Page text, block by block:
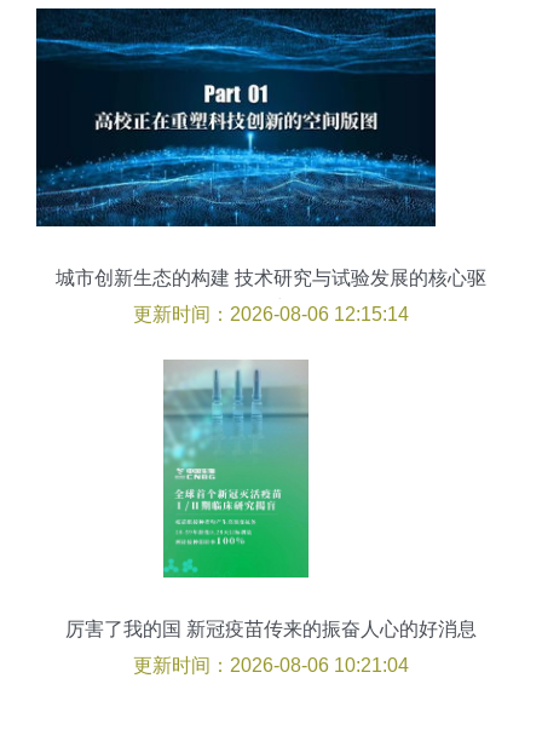
城市创新生态的构建 技术研究与试验发展的核心驱
动力
更新时间：2026-08-06 12:15:14
厉害了我的国 新冠疫苗传来的振奋人心的好消息
更新时间：2026-08-06 10:21:04